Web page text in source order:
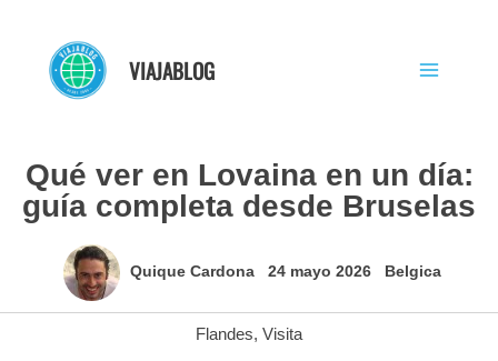
contenido
VIAJABLOG
Qué ver en Lovaina en un día:
guía completa desde Bruselas
Quique Cardona 24 mayo 2026 Belgica
Flandes, Visita